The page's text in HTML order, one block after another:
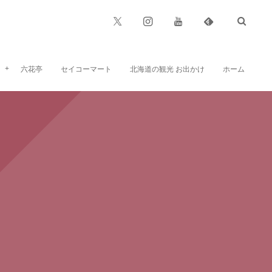
六花亭 セイコーマート 北海道の観光 お出かけ ホーム